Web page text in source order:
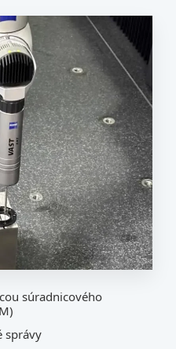
súradnicového
správy